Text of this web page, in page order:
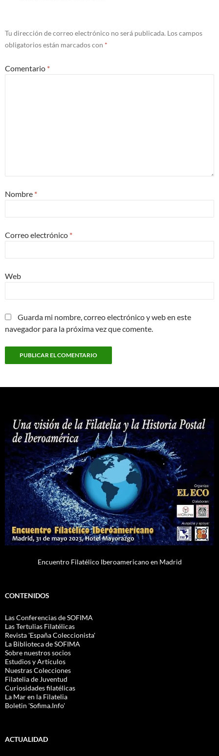
Tu dirección de correo electrónico no será publicada. Los campos
obligatorios están marcados con *
Comentario *
Nombre *
Correo electrónico *
Web
Guarda mi nombre, correo electrónico y web en este
navegador para la próxima vez que comente.
Encuentro Filatélico Iberoamericano en Madrid
CONTENIDOS
Las Conferencias de SOFIMA
Las Tertulias Filatélicas
Revista 'España Coleccionista'
La Biblioteca de SOFIMA
Sobre nuestros socios
Estudios y Artículos
Nuestras Colecciones
Filatelia de Juventud
Curiosidades filatélicas
La Mar en la Filatelia
Boletin 'Sofima.Info'
ACTUALIDAD